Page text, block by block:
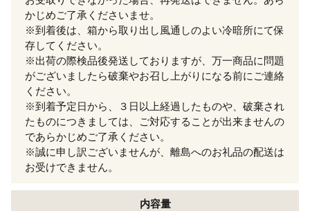
かじめご了承くださいませ。
※到着後は、箱から取り出し風通しのよい冷暗所にて保
存してください。
※出荷の際検品後発送しておりますが、万一商品に問題
がございましたら破棄やお召し上がりになる前にご連絡
ください。
※到着予定日から、３日以上経過したものや、破棄され
たものにつきましては、ご対応することが出来ませんの
であらかじめご了承ください。
※誠に申し訳ございませんが、離島へのお礼品の配送は
お受けできません。
内容量